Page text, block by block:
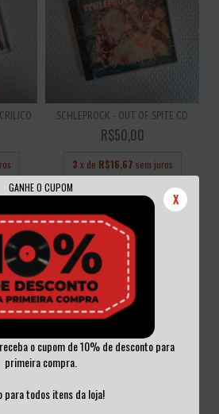
GANHE O CUPOM
X
o cupom de 10% de desconto para
primeira compra.
para todos itens da loja!
SCHLEPROCK - OUT OF SPITE CD
R$50,00
3 x de R$16,67 sem juros
SCOURGE - HATE METAL CD
R$50,00